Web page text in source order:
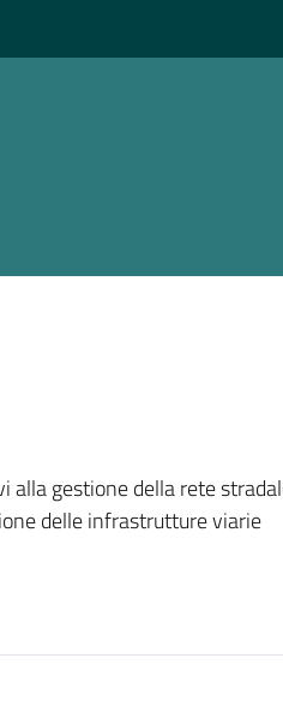
gestione della rete
delle infrastrutture viarie